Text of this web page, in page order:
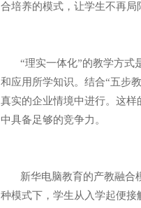
合培养的模式，让学生不再局
“理实一体化”的教学方式是
和应用所学知识。结合“五步
真实的企业情境中进行。这
中具备足够的竞争力。
新华电脑教育的产教融合模
种模式下，学生从入学起便